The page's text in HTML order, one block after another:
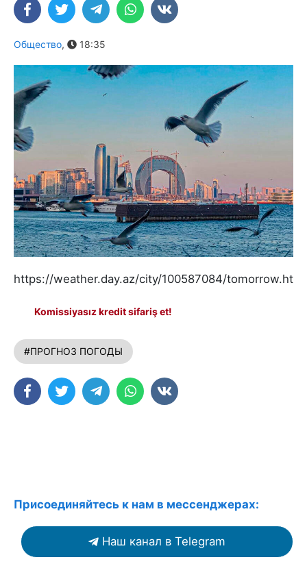
Общество, 18:35
https://weather.day.az/city/100587084/tomorrow.html
Komissiyasız kredit sifariş et!
#ПРОГНОЗ ПОГОДЫ
Присоединяйтесь к нам в мессенджерах:
Наш канал в Telegram